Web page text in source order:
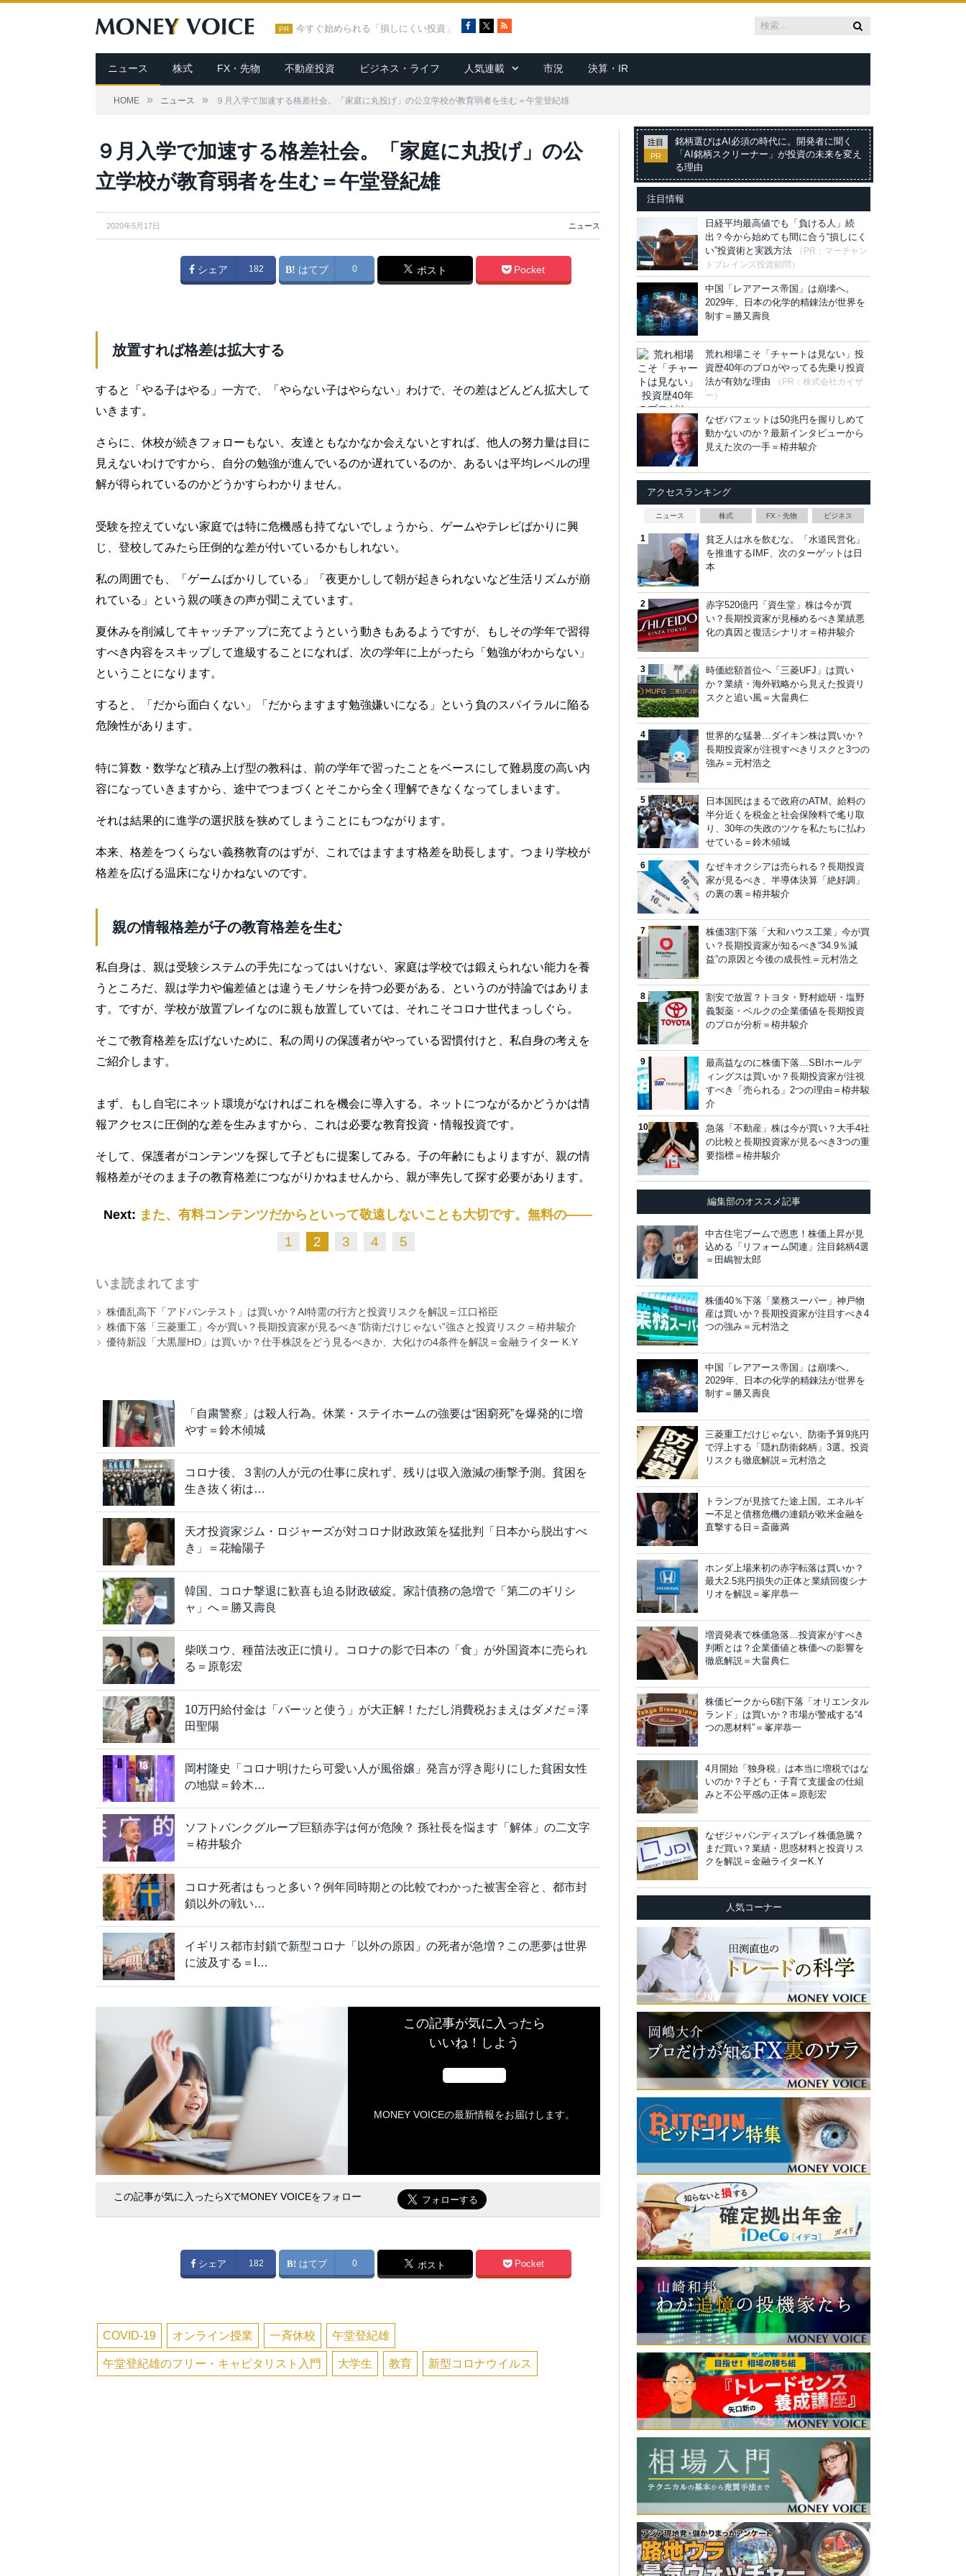
PR 今すぐ始められる「損しにくい投資」
c
e
b
o
R
S
ニュース 株式 FX・先物 不動産投資 ビジネス・ライフ 人気連載 市況 決算・IR
HOME » ニュース » ９月入学で加速する格差社会。「家庭に丸投げ」の公立学校が教育弱者を生む＝午堂登紀雄
９月入学で加速する格差社会。「家庭に丸投げ」の公
立学校が教育弱者を生む＝午堂登紀雄
2020年5月17日 ニュース
シェア 182 はてブ 0 ポスト Pocket
放置すれば格差は拡大する
すると「やる子はやる」一方で、「やらない子はやらない」わけで、その差はどんどん拡大して
いきます。
さらに、休校が続きフォローもない、友達ともなかなか会えないとすれば、他人の努力量は目に
見えないわけですから、自分の勉強が進んでいるのか遅れているのか、あるいは平均レベルの理
解が得られているのかどうかすらわかりません。
受験を控えていない家庭では特に危機感も持てないでしょうから、ゲームやテレビばかりに興
じ、登校してみたら圧倒的な差が付いているかもしれない。
私の周囲でも、「ゲームばかりしている」「夜更かしして朝が起きられないなど生活リズムが崩
れている」という親の嘆きの声が聞こえています。
夏休みを削減してキャッチアップに充てようという動きもあるようですが、もしその学年で習得
すべき内容をスキップして進級することになれば、次の学年に上がったら「勉強がわからない」
ということになります。
すると、「だから面白くない」「だからますます勉強嫌いになる」という負のスパイラルに陥る
危険性があります。
特に算数・数学など積み上げ型の教科は、前の学年で習ったことをベースにして難易度の高い内
容になっていきますから、途中でつまづくとそこから全く理解できなくなってしまいます。
それは結果的に進学の選択肢を狭めてしまうことにもつながります。
本来、格差をつくらない義務教育のはずが、これではますます格差を助長します。つまり学校が
格差を広げる温床になりかねないのです。
親の情報格差が子の教育格差を生む
私自身は、親は受験システムの手先になってはいけない、家庭は学校では鍛えられない能力を養
うところだ、親は学力や偏差値とは違うモノサシを持つ必要がある、というのが持論ではありま
す。ですが、学校が放置プレイなのに親も放置していては、それこそコロナ世代まっしぐら。
そこで教育格差を広げないために、私の周りの保護者がやっている習慣付けと、私自身の考えを
ご紹介します。
まず、もし自宅にネット環境がなければこれを機会に導入する。ネットにつながるかどうかは情
報アクセスに圧倒的な差を生みますから、これは必要な教育投資・情報投資です。
そして、保護者がコンテンツを探して子どもに提案してみる。子の年齢にもよりますが、親の情
報格差がそのまま子の教育格差につながりかねませんから、親が率先して探す必要があります。
Next: また、有料コンテンツだからといって敬遠しないことも大切です。無料の――
1 2 3 4 5
いま読まれてます
株価乱高下「アドバンテスト」は買いか？AI特需の行方と投資リスクを解説＝江口裕臣
株価下落「三菱重工」今が買い？長期投資家が見るべき“防衛だけじゃない”強さと投資リスク＝栫井駿介
優待新設「大黒屋HD」は買いか？仕手株説をどう見るべきか、大化けの4条件を解説＝金融ライター K.Y
「自粛警察」は殺人行為。休業・ステイホームの強要は“困窮死”を爆発的に増
やす＝鈴木傾城
コロナ後、３割の人が元の仕事に戻れず、残りは収入激減の衝撃予測。貧困を
生き抜く術は…
天才投資家ジム・ロジャーズが対コロナ財政政策を猛批判「日本から脱出すべ
き」＝花輪陽子
韓国、コロナ撃退に歓喜も迫る財政破綻。家計債務の急増で「第二のギリシ
ャ」へ＝勝又壽良
柴咲コウ、種苗法改正に憤り。コロナの影で日本の「食」が外国資本に売られ
る＝原彰宏
10万円給付金は「パーッと使う」が大正解！ただし消費税おまえはダメだ＝澤
田聖陽
岡村隆史「コロナ明けたら可愛い人が風俗嬢」発言が浮き彫りにした貧困女性
の地獄＝鈴木…
ソフトバンクグループ巨額赤字は何が危険？ 孫社長を悩ます「解体」の二文字
＝栫井駿介
コロナ死者はもっと多い？例年同時期との比較でわかった被害全容と、都市封
鎖以外の戦い…
イギリス都市封鎖で新型コロナ「以外の原因」の死者が急増？この悪夢は世界
に波及する＝I…
この記事が気に入ったら
いいね！しよう
MONEY VOICEの最新情報をお届けします。
この記事が気に入ったらXでMONEY VOICEをフォロー
シェア 182 はてブ 0 ポスト Pocket
COVID-19 オンライン授業 一斉休校 午堂登紀雄
午堂登紀雄のフリー・キャピタリスト入門 大学生 教育 新型コロナウイルス
注目
PR
銘柄選びはAI必須の時代に。開発者に聞く
「AI銘柄スクリーナー」が投資の未来を変え
る理由
注目情報
日経平均最高値でも「負ける人」続
出？今から始めても間に合う“損しにく
い”投資術と実践方法
（PR：マーチャン
トブレインズ投資顧問）
中国「レアアース帝国」は崩壊へ。
2029年、日本の化学的精錬法が世界を
制す＝勝又壽良
荒れ相場こそ「チャートは見ない」投
資歴40年のプロがやってる先乗り投資
法が有効な理由
（PR：株式会社カイザ
ー）
なぜバフェットは50兆円を握りしめて
動かないのか？最新インタビューから
見えた次の一手＝栫井駿介
アクセスランキング
ニュース 株式 FX・先物 ビジネス
貧乏人は水を飲むな。「水道民営化」
を推進するIMF、次のターゲットは日
本
赤字520億円「資生堂」株は今が買
い？長期投資家が見極めるべき業績悪
化の真因と復活シナリオ＝栫井駿介
時価総額首位へ「三菱UFJ」は買い
か？業績・海外戦略から見えた投資リ
スクと追い風＝大畠典仁
世界的な猛暑…ダイキン株は買いか？
長期投資家が注視すべきリスクと3つの
強み＝元村浩之
日本国民はまるで政府のATM。給料の
半分近くを税金と社会保険料で毟り取
り、30年の失政のツケを私たちに払わ
せている＝鈴木傾城
なぜキオクシアは売られる？長期投資
家が見るべき、半導体決算「絶好調」
の裏の裏＝栫井駿介
株価3割下落「大和ハウス工業」今が買
い？長期投資家が知るべき“34.9％減
益”の原因と今後の成長性＝元村浩之
割安で放置？トヨタ・野村総研・塩野
義製薬・ベルクの企業価値を長期投資
のプロが分析＝栫井駿介
最高益なのに株価下落…SBIホールデ
ィングスは買いか？長期投資家が注視
すべき「売られる」2つの理由＝栫井駿
介
急落「不動産」株は今が買い？大手4社
の比較と長期投資家が見るべき3つの重
要指標＝栫井駿介
編集部のオススメ記事
中古住宅ブームで恩恵！株価上昇が見
込める「リフォーム関連」注目銘柄4選
＝田嶋智太郎
株価40％下落「業務スーパー」神戸物
産は買いか？長期投資家が注目すべき4
つの強み＝元村浩之
中国「レアアース帝国」は崩壊へ。
2029年、日本の化学的精錬法が世界を
制す＝勝又壽良
三菱重工だけじゃない、防衛予算9兆円
で浮上する「隠れ防衛銘柄」3選。投資
リスクも徹底解説＝元村浩之
トランプが見捨てた途上国。エネルギ
ー不足と債務危機の連鎖が欧米金融を
直撃する日＝斎藤満
ホンダ上場来初の赤字転落は買いか？
最大2.5兆円損失の正体と業績回復シナ
リオを解説＝峯岸恭一
増資発表で株価急落…投資家がすべき
判断とは？企業価値と株価への影響を
徹底解説＝大畠典仁
株価ピークから6割下落「オリエンタル
ランド」は買いか？市場が警戒する“4
つの悪材料”＝峯岸恭一
4月開始「独身税」は本当に増税ではな
いのか？子ども・子育て支援金の仕組
みと不公平感の正体＝原彰宏
なぜジャパンディスプレイ株価急騰？
まだ買い？業績・思惑材料と投資リス
クを解説＝金融ライターK.Y
人気コーナー